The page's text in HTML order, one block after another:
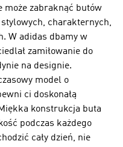
może zabraknąć butów
charakternych,
W adidas dbamy w
zamiłowanie do
na designie.
model o
ci doskonałą
konstrukcja buta
podczas każdego
cały dzień, nie